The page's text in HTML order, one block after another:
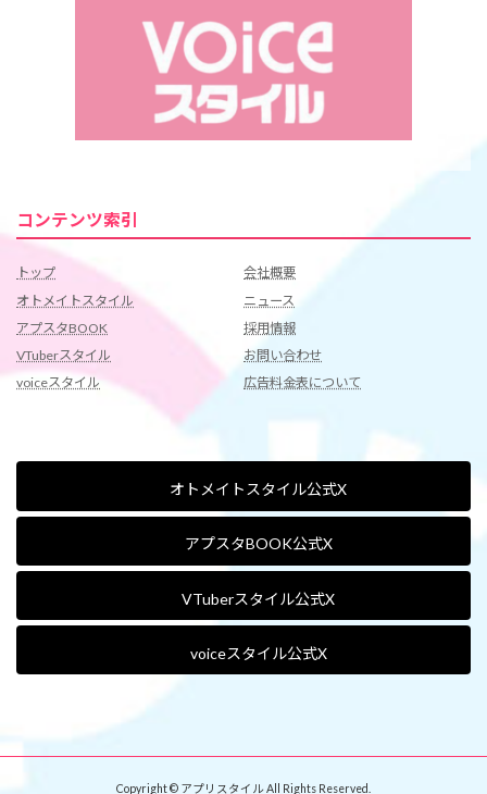
コンテンツ索引
トップ
オトメイトスタイル
アプスタBOOK
VTuberスタイル
voiceスタイル
会社概要
ニュース
採用情報
お問い合わせ
広告料金表について
オトメイトスタイル公式X
アプスタBOOK公式X
VTuberスタイル公式X
voiceスタイル公式X
Copyright © アプリスタイル All Rights Reserved.